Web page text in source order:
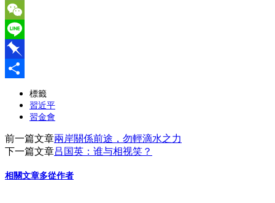
Email
WeChat
Line
Pinboard
標籤
習近平
習金會
前一篇文章兩岸關係前途，勿輕滴水之力
下一篇文章吕国英：谁与相视笑？
相關文章多從作者